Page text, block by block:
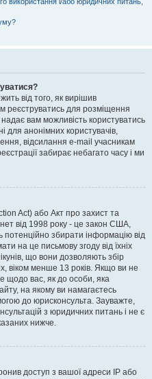
від того, як вирішив
реєструватись для розміщення
вам можливість користуватись
для анонімних користувачів,
відсилання e-mail учасникам
забирає небагато часу і ми
Act) або Акт про захист та
від 1998 року - це закон США,
потенційно збирати інформацію від
на це письмову згоду від їхніх
що вони дозволяють збір
віком менше 13 років. Якщо ви не
щодо вас, як до особи, яка
на якому ви намагаєтесь
до юрисконсульта. Зауважте,
з юридичних питань і не є
нижче.
доступ з вашої адреси IP або